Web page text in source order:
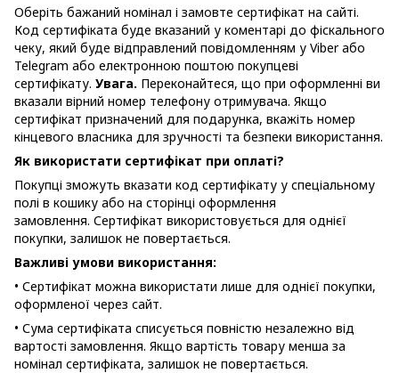
Оберіть бажаний номінал і замовте сертифікат на сайті.
Код сертифіката буде вказаний у коментарі до фіскального
чеку, який буде відправлений повідомленням у Viber або
Telegram або електронною поштою покупцеві
сертифікату. Увага. Переконайтеся, що при оформленні ви
вказали вірний номер телефону отримувача. Якщо
сертифікат призначений для подарунка, вкажіть номер
кінцевого власника для зручності та безпеки використання.
Як використати сертифікат при оплаті?
Покупці зможуть вказати код сертифікату у спеціальному
полі в кошику або на сторінці оформлення
замовлення. Сертифікат використовується для однієї
покупки, залишок не повертається.
Важливі умови використання:
• Сертифікат можна використати лише для однієї покупки,
оформленої через сайт.
• Сума сертифіката списується повністю незалежно від
вартості замовлення. Якщо вартість товару менша за
номінал сертифіката, залишок не повертається.